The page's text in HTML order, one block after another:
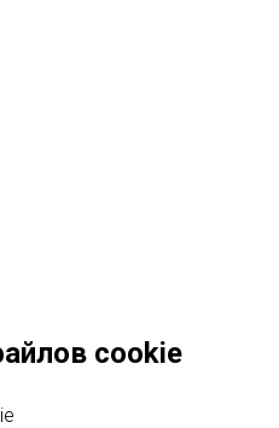
cookie